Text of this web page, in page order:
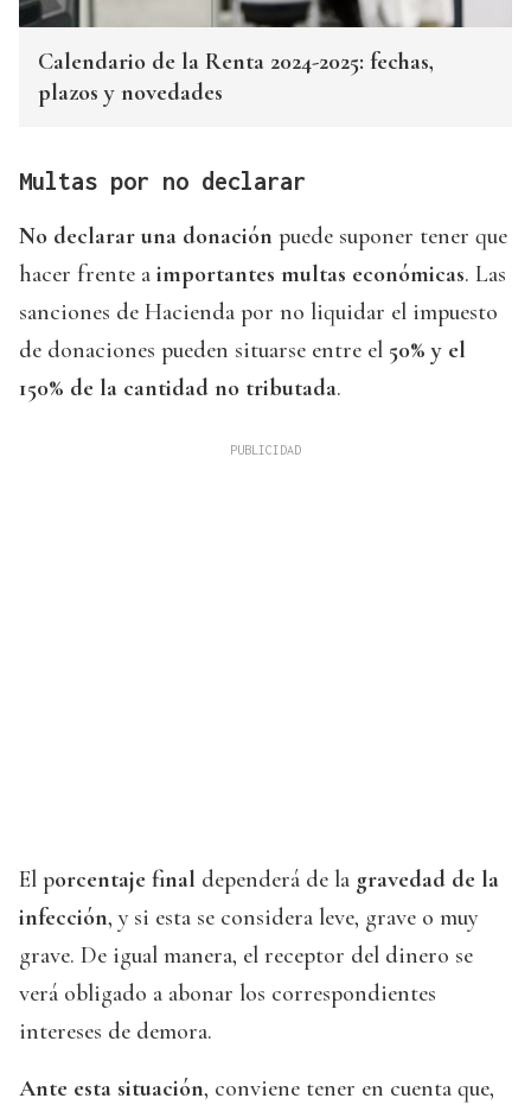
Calendario de la Renta 2024-2025: fechas,
plazos y novedades
Multas por no declarar
No declarar una donación puede suponer tener que
hacer frente a importantes multas económicas. Las
sanciones de Hacienda por no liquidar el impuesto
de donaciones pueden situarse entre el 50% y el
150% de la cantidad no tributada.
El porcentaje final dependerá de la gravedad de la
infección, y si esta se considera leve, grave o muy
grave. De igual manera, el receptor del dinero se
verá obligado a abonar los correspondientes
intereses de demora.
Ante esta situación, conviene tener en cuenta que,